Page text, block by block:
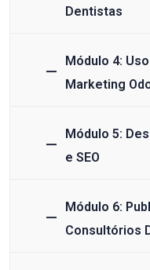
Dentistas
Módulo 4:
Marketing
Módulo 5:
e SEO
Módulo 6:
Consultórios